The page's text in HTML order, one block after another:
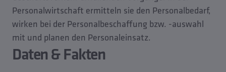
Personalwirtschaft ermitteln sie den Personalbedarf,
wirken bei der Personalbeschaffung bzw. -auswahl
mit und planen den Personaleinsatz.
Daten & Fakten